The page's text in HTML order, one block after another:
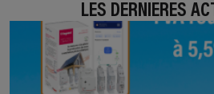
LES DERNIÈRES